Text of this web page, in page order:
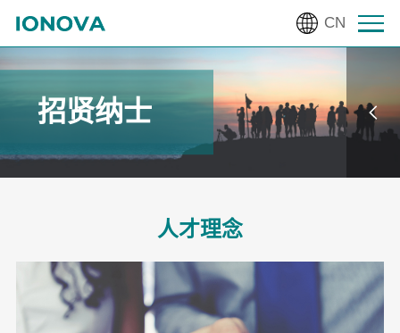
CN
招贤纳士
人才理念